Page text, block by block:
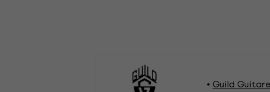
Guild